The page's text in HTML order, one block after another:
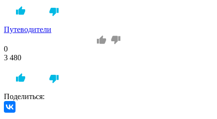
Путеводители
0
3 480
Поделиться: